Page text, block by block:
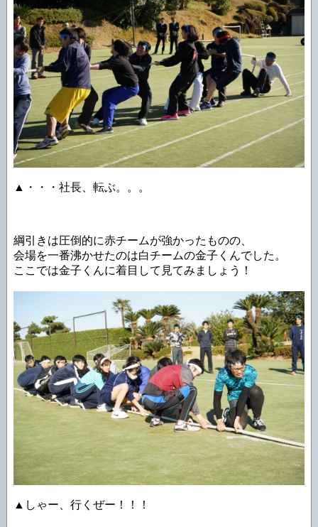
▲・・・社長、転ぶ。。。
綱引きは圧倒的に赤チームが強かったものの、
会場を一番沸かせたのは白チームの金子くんでした。
ここでは金子くんに着目して見てみましょう！
▲しゃー、行くぜー！！！